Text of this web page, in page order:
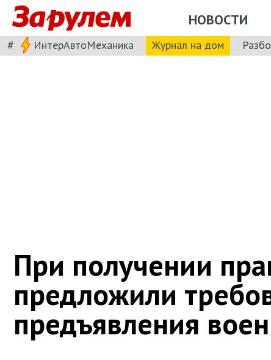
НОВОСТИ
# ИнтерАвтоМеханика Журнал на дом
При получении
предложили
предъявления